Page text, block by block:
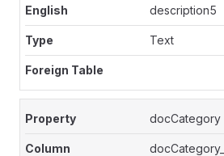
description5
Text
docCategory